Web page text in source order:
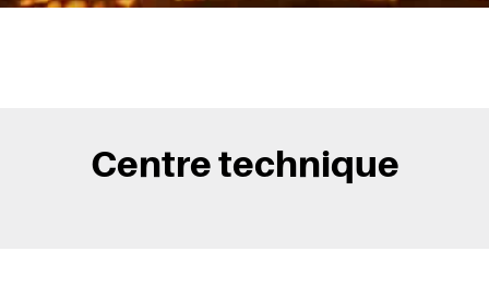
Centre technique